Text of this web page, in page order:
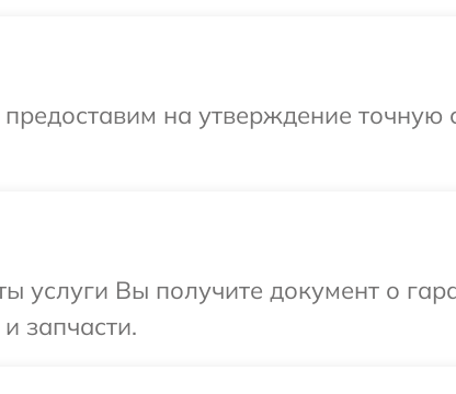
на утверждение точную
услуги Вы получите документ о
запчасти.